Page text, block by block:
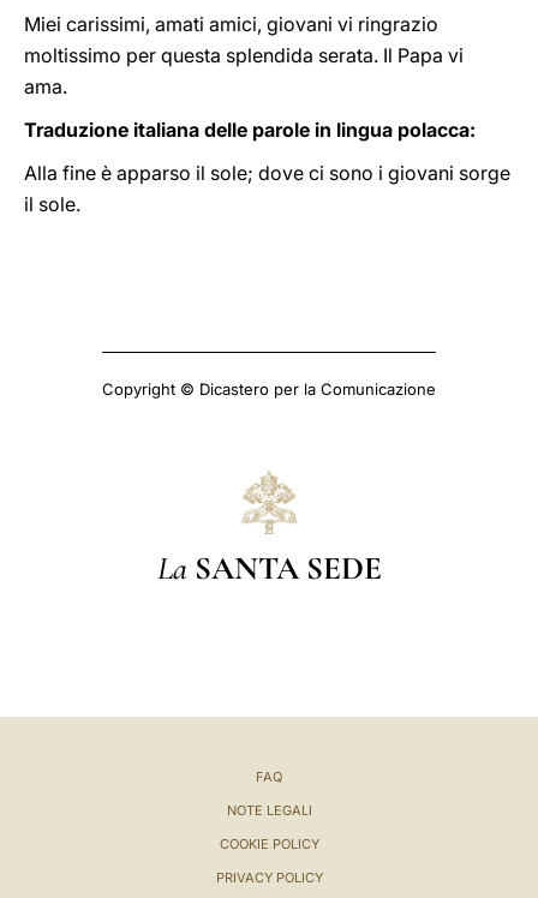
Miei carissimi, amati amici, giovani vi ringrazio
moltissimo per questa splendida serata. Il Papa vi
ama.
Traduzione italiana delle parole in lingua polacca:
Alla fine è apparso il sole; dove ci sono i giovani sorge
il sole.
Copyright © Dicastero per la Comunicazione
La SANTA SEDE
FAQ
NOTE LEGALI
COOKIE POLICY
PRIVACY POLICY